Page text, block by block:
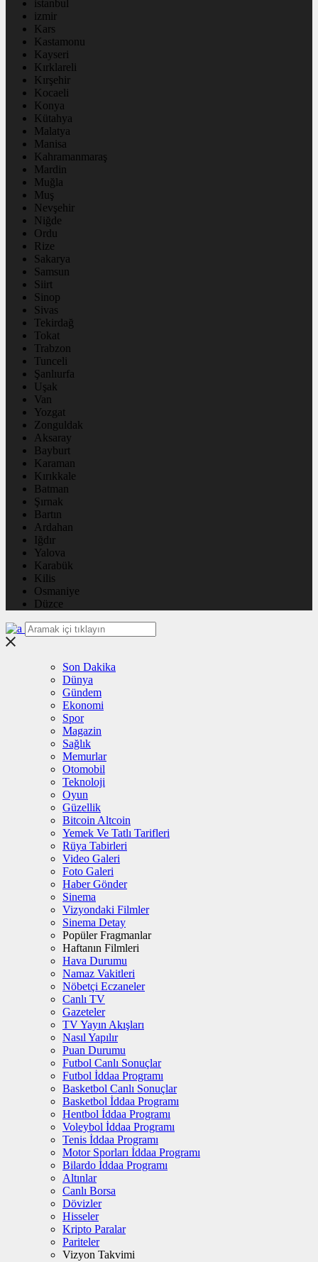
istanbul
izmir
Kars
Kastamonu
Kayseri
Kırklareli
Kırşehir
Kocaeli
Konya
Kütahya
Malatya
Manisa
Kahramanmaraş
Mardin
Muğla
Muş
Nevşehir
Niğde
Ordu
Rize
Sakarya
Samsun
Siirt
Sinop
Sivas
Tekirdağ
Tokat
Trabzon
Tunceli
Şanlıurfa
Uşak
Van
Yozgat
Zonguldak
Aksaray
Bayburt
Karaman
Kırıkkale
Batman
Şırnak
Bartın
Ardahan
Iğdır
Yalova
Karabük
Kilis
Osmaniye
Düzce
Son Dakika
Dünya
Gündem
Ekonomi
Spor
Magazin
Sağlık
Memurlar
Otomobil
Teknoloji
Oyun
Güzellik
Bitcoin Altcoin
Yemek Ve Tatlı Tarifleri
Rüya Tabirleri
Video Galeri
Foto Galeri
Haber Gönder
Sinema
Vizyondaki Filmler
Sinema Detay
Popüler Fragmanlar
Haftanın Filmleri
Hava Durumu
Namaz Vakitleri
Nöbetçi Eczaneler
Canlı TV
Gazeteler
TV Yayın Akışları
Nasıl Yapılır
Puan Durumu
Futbol Canlı Sonuçlar
Futbol İddaa Programı
Basketbol Canlı Sonuçlar
Basketbol İddaa Programı
Hentbol İddaa Programı
Voleybol İddaa Programı
Tenis İddaa Programı
Motor Sporları İddaa Programı
Bilardo İddaa Programı
Altınlar
Canlı Borsa
Dövizler
Hisseler
Kripto Paralar
Pariteler
Vizyon Takvimi